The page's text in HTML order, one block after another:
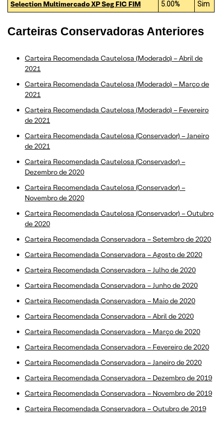
Selection Multimercado XP Seg FIC FIM 5.00% Sim
Carteiras Conservadoras Anteriores
Carteira Recomendada Cautelosa (Moderado) – Abril de
2021
Carteira Recomendada Cautelosa (Moderado) – Março de
2021
Carteira Recomendada Cautelosa (Moderado) – Fevereiro
de 2021
Carteira Recomendada Cautelosa (Conservador) – Janeiro
de 2021
Carteira Recomendada Cautelosa (Conservador) –
Dezembro de 2020
Carteira Recomendada Cautelosa (Conservador) –
Novembro de 2020
Carteira Recomendada Cautelosa (Conservador) – Outubro
de 2020
Carteira Recomendada Conservadora – Setembro de 2020
Carteira Recomendada Conservadora – Agosto de 2020
Carteira Recomendada Conservadora – Julho de 2020
Carteira Recomendada Conservadora – Junho de 2020
Carteira Recomendada Conservadora – Maio de 2020
Carteira Recomendada Conservadora – Abril de 2020
Carteira Recomendada Conservadora – Março de 2020
Carteira Recomendada Conservadora – Fevereiro de 2020
Carteira Recomendada Conservadora – Janeiro de 2020
Carteira Recomendada Conservadora – Dezembro de 2019
Carteira Recomendada Conservadora – Novembro de 2019
Carteira Recomendada Conservadora – Outubro de 2019